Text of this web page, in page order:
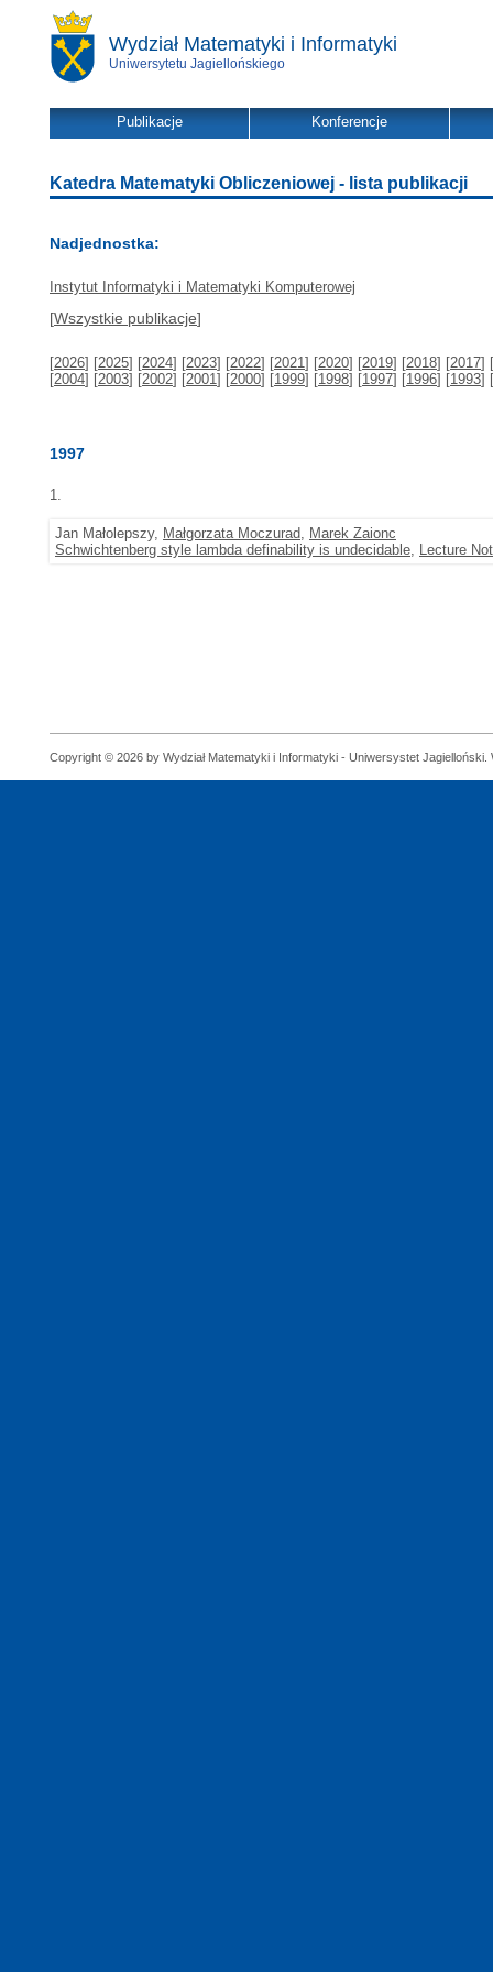
Wydział Matematyki i Informatyki
Uniwersytetu Jagiellońskiego
Publikacje Konferencje
Katedra Matematyki Obliczeniowej - lista publikacji
Nadjednostka:
Instytut Informatyki i Matematyki Komputerowej
[Wszystkie publikacje]
[2026] [2025] [2024] [2023] [2022] [2021] [2020] [2019] [2018] [2017] [
[2004] [2003] [2002] [2001] [2000] [1999] [1998] [1997] [1996] [1993] [
1997
1.
Jan Małolepszy, Małgorzata Moczurad, Marek Zaionc
Schwichtenberg style lambda definability is undecidable, Lecture
Copyright © 2026 by Wydział Matematyki i Informatyki - Uniwersystet